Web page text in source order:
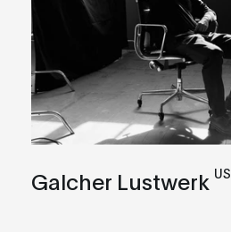
Galcher Lustwerk US